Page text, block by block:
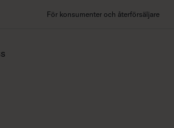
För konsumenter och återförsäljare